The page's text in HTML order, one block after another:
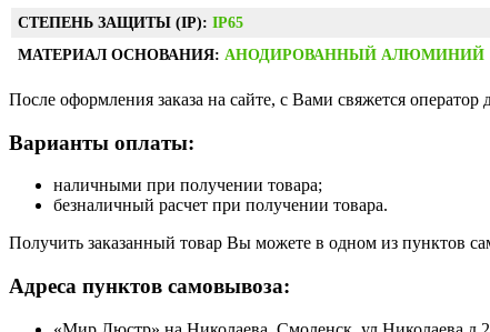
СТЕПЕНЬ ЗАЩИТЫ (IP): IP65
МАТЕРИАЛ ОСНОВАНИЯ: АНОДИРОВАННЫЙ АЛЮМИНИЙ
После оформления заказа на сайте, с Вами свяжется
Варианты оплаты:
наличными при получении товара;
безналичный расчет при получении товара.
Получить заказанный товар Вы можете в одном из пунктов
Адреса пунктов самовывоза: